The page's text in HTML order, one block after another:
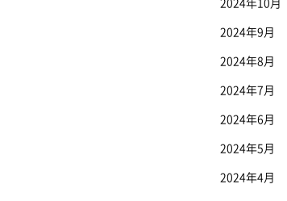
2024年10月
2024年9月
2024年8月
2024年7月
2024年6月
2024年5月
2024年4月